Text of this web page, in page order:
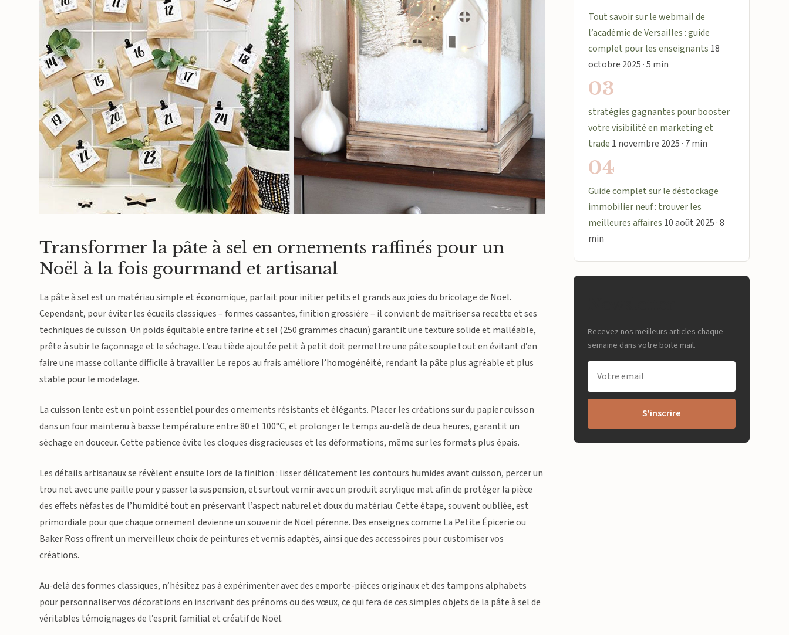
Transformer la pâte à sel en ornements raffinés pour un
Noël à la fois gourmand et artisanal
La pâte à sel est un matériau simple et économique, parfait pour initier petits et grands aux joies du bricolage de Noël.
Cependant, pour éviter les écueils classiques – formes cassantes, finition grossière – il convient de maîtriser sa recette et ses
techniques de cuisson. Un poids équitable entre farine et sel (250 grammes chacun) garantit une texture solide et malléable,
prête à subir le façonnage et le séchage. L’eau tiède ajoutée petit à petit doit permettre une pâte souple tout en évitant d’en
faire une masse collante difficile à travailler. Le repos au frais améliore l’homogénéité, rendant la pâte plus agréable et plus
stable pour le modelage.
La cuisson lente est un point essentiel pour des ornements résistants et élégants. Placer les créations sur du papier cuisson
dans un four maintenu à basse température entre 80 et 100°C, et prolonger le temps au-delà de deux heures, garantit un
séchage en douceur. Cette patience évite les cloques disgracieuses et les déformations, même sur les formats plus épais.
Les détails artisanaux se révèlent ensuite lors de la finition : lisser délicatement les contours humides avant cuisson, percer un
trou net avec une paille pour y passer la suspension, et surtout vernir avec un produit acrylique mat afin de protéger la pièce
des effets néfastes de l’humidité tout en préservant l’aspect naturel et doux du matériau. Cette étape, souvent oubliée, est
primordiale pour que chaque ornement devienne un souvenir de Noël pérenne. Des enseignes comme La Petite Épicerie ou
Baker Ross offrent un merveilleux choix de peintures et vernis adaptés, ainsi que des accessoires pour customiser vos
créations.
Au-delà des formes classiques, n’hésitez pas à expérimenter avec des emporte-pièces originaux et des tampons alphabets
pour personnaliser vos décorations en inscrivant des prénoms ou des vœux, ce qui fera de ces simples objets de la pâte à sel de
véritables témoignages de l’esprit familial et créatif de Noël.
Tout savoir sur le webmail de
l’académie de Versailles : guide
complet pour les enseignants 18
octobre 2025 · 5 min
03
stratégies gagnantes pour booster
votre visibilité en marketing et
trade 1 novembre 2025 · 7 min
04
Guide complet sur le déstockage
immobilier neuf : trouver les
meilleures affaires 10 août 2025 · 8
min
Recevez nos meilleurs articles chaque
semaine dans votre boite mail.
S'inscrire